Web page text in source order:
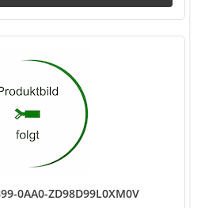
0AA0-ZD98D99L0XM0V